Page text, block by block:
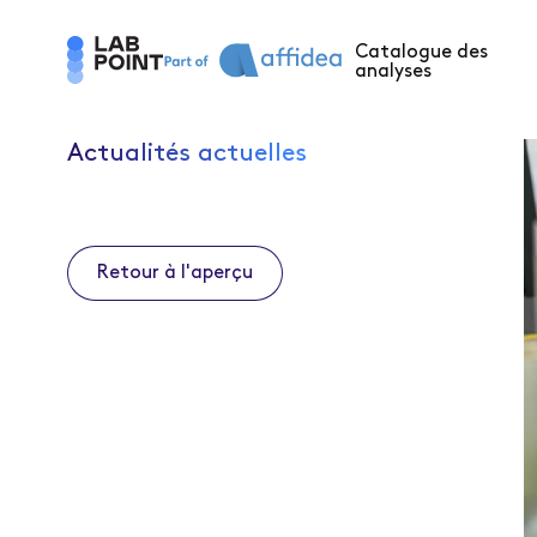
Catalogue des
analyses
Actualités actuelles
Retour à l'aperçu